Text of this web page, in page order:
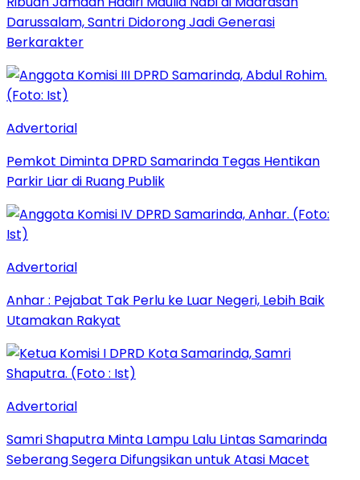
Darussalam, Santri Didorong Jadi Generasi
Berkarakter
Advertorial
Pemkot Diminta DPRD Samarinda Tegas Hentikan
Parkir Liar di Ruang Publik
Advertorial
Anhar : Pejabat Tak Perlu ke Luar Negeri, Lebih Baik
Utamakan Rakyat
Advertorial
Samri Shaputra Minta Lampu Lalu Lintas Samarinda
Seberang Segera Difungsikan untuk Atasi Macet